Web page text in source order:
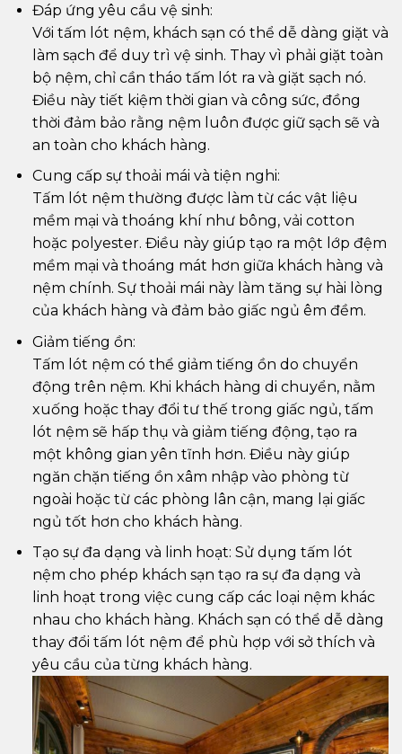
Đáp ứng yêu cầu vệ sinh:
Với tấm lót nệm, khách sạn có thể dễ dàng giặt và
làm sạch để duy trì vệ sinh. Thay vì phải giặt toàn
bộ nệm, chỉ cần tháo tấm lót ra và giặt sạch nó.
Điều này tiết kiệm thời gian và công sức, đồng
thời đảm bảo rằng nệm luôn được giữ sạch sẽ và
an toàn cho khách hàng.
Cung cấp sự thoải mái và tiện nghi:
Tấm lót nệm thường được làm từ các vật liệu
mềm mại và thoáng khí như bông, vải cotton
hoặc polyester. Điều này giúp tạo ra một lớp đệm
mềm mại và thoáng mát hơn giữa khách hàng và
nệm chính. Sự thoải mái này làm tăng sự hài lòng
của khách hàng và đảm bảo giấc ngủ êm đềm.
Giảm tiếng ồn:
Tấm lót nệm có thể giảm tiếng ồn do chuyển
động trên nệm. Khi khách hàng di chuyển, nằm
xuống hoặc thay đổi tư thế trong giấc ngủ, tấm
lót nệm sẽ hấp thụ và giảm tiếng động, tạo ra
một không gian yên tĩnh hơn. Điều này giúp
ngăn chặn tiếng ồn xâm nhập vào phòng từ
ngoài hoặc từ các phòng lân cận, mang lại giấc
ngủ tốt hơn cho khách hàng.
Tạo sự đa dạng và linh hoạt: Sử dụng tấm lót
nệm cho phép khách sạn tạo ra sự đa dạng và
linh hoạt trong việc cung cấp các loại nệm khác
nhau cho khách hàng. Khách sạn có thể dễ dàng
thay đổi tấm lót nệm để phù hợp với sở thích và
yêu cầu của từng khách hàng.